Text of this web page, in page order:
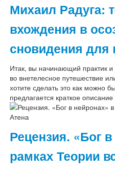
Михаил Радуга:
вхождения в
сновидения
Итак, вы начинающий практик
во внетелесное путешествие
хотите сделать это как можно
предлагается краткое
Рецензия. «Бог
рамках Теории